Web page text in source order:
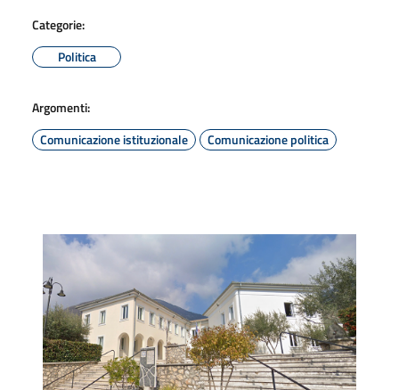
Categorie:
Politica
Argomenti:
Comunicazione istituzionale
Comunicazione politica